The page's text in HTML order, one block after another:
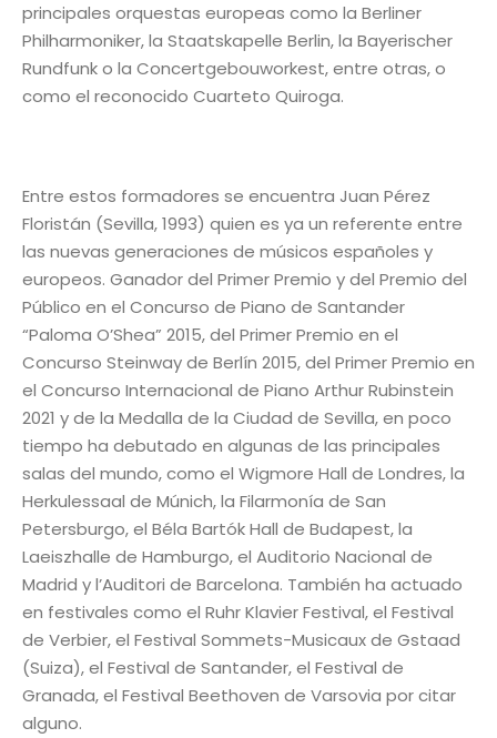
principales orquestas europeas como la Berliner
Philharmoniker, la Staatskapelle Berlin, la Bayerischer
Rundfunk o la Concertgebouworkest, entre otras, o
como el reconocido Cuarteto Quiroga.
Entre estos formadores se encuentra Juan Pérez
Floristán (Sevilla, 1993) quien es ya un referente entre
las nuevas generaciones de músicos españoles y
europeos. Ganador del Primer Premio y del Premio del
Público en el Concurso de Piano de Santander
“Paloma O’Shea” 2015, del Primer Premio en el
Concurso Steinway de Berlín 2015, del Primer Premio en
el Concurso Internacional de Piano Arthur Rubinstein
2021 y de la Medalla de la Ciudad de Sevilla, en poco
tiempo ha debutado en algunas de las principales
salas del mundo, como el Wigmore Hall de Londres, la
Herkulessaal de Múnich, la Filarmonía de San
Petersburgo, el Béla Bartók Hall de Budapest, la
Laeiszhalle de Hamburgo, el Auditorio Nacional de
Madrid y l’Auditori de Barcelona. También ha actuado
en festivales como el Ruhr Klavier Festival, el Festival
de Verbier, el Festival Sommets-Musicaux de Gstaad
(Suiza), el Festival de Santander, el Festival de
Granada, el Festival Beethoven de Varsovia por citar
alguno.